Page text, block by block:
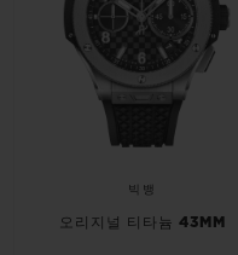
빅뱅
오리지널 티타늄 43MM
익스클루시브 서비스
5+5 워런티
휴블로티스타 및 연장 보증